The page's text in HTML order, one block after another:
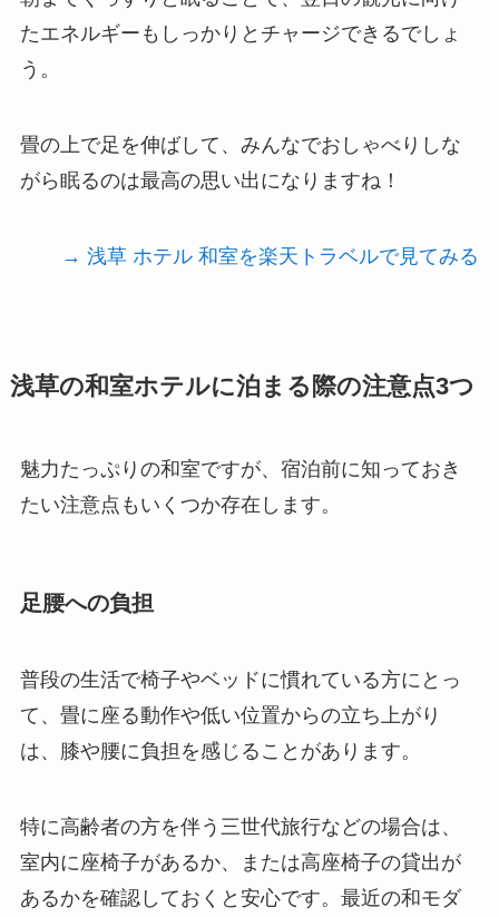
たエネルギーもしっかりとチャージできるでしょ
う。
畳の上で足を伸ばして、みんなでおしゃべりしな
がら眠るのは最高の思い出になりますね！
→ 浅草 ホテル 和室を楽天トラベルで見てみる
浅草の和室ホテルに泊まる際の注意点3つ
魅力たっぷりの和室ですが、宿泊前に知っておき
たい注意点もいくつか存在します。
足腰への負担
普段の生活で椅子やベッドに慣れている方にとっ
て、畳に座る動作や低い位置からの立ち上がり
は、膝や腰に負担を感じることがあります。
特に高齢者の方を伴う三世代旅行などの場合は、
室内に座椅子があるか、または高座椅子の貸出が
あるかを確認しておくと安心です。最近の和モダ